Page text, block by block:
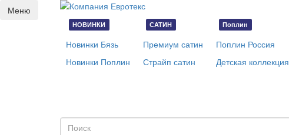
Меню
НОВИНКИ
Новинки Бязь
Новинки Поплин
САТИН
Премиум сатин
Страйп сатин
Поплин
Поплин Россия
Детская коллекция